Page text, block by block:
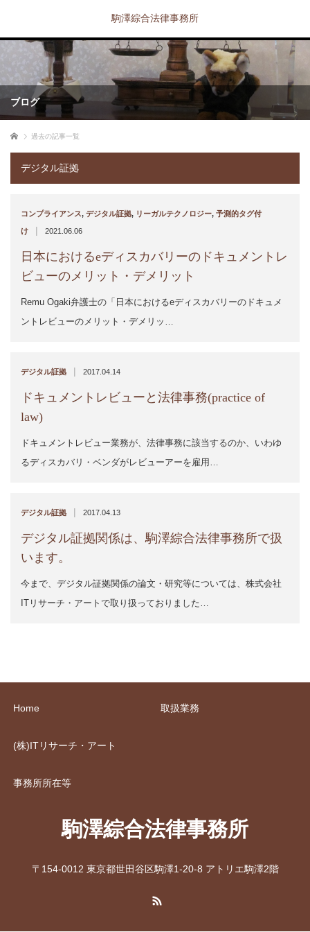
駒澤綜合法律事務所
ブログ
ホーム 過去の記事一覧
デジタル証拠
コンプライアンス, デジタル証拠, リーガルテクノロジー, 予測的タグ付
け | 2021.06.06
日本におけるeディスカバリーのドキュメントレ
ビューのメリット・デメリット
Remu Ogaki弁護士の「日本におけるeディスカバリーのドキュメ
ントレビューのメリット・デメリッ…
デジタル証拠 | 2017.04.14
ドキュメントレビューと法律事務(practice of
law)
ドキュメントレビュー業務が、法律事務に該当するのか、いわゆ
るディスカバリ・ベンダがレビューアーを雇用…
デジタル証拠 | 2017.04.13
デジタル証拠関係は、駒澤綜合法律事務所で扱
います。
今まで、デジタル証拠関係の論文・研究等については、株式会社
ITリサーチ・アートで取り扱っておりました…
Home 取扱業務
(株)ITリサーチ・アート
事務所所在等
駒澤綜合法律事務所
〒154-0012 東京都世田谷区駒澤1-20-8 アトリエ駒澤2階